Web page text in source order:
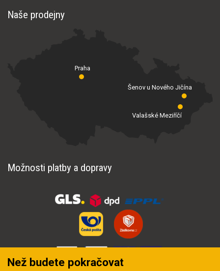
Naše prodejny
Praha
Valašské Meziříčí
Šenov u Nového Jičína
Možnosti platby a dopravy
Než budete pokračovat